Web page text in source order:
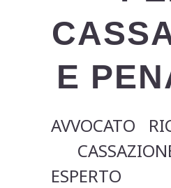
E
AVVOCATO
ESPERTO